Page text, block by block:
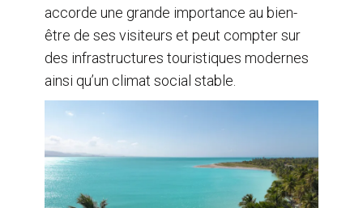
accorde une grande importance au bien-
être de ses visiteurs et peut compter sur
des infrastructures touristiques modernes
ainsi qu’un climat social stable.